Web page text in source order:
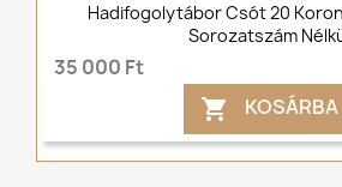
Hadifogolytábor Csót 20
Sorozatszám
35 000 Ft
 KOSÁRBA